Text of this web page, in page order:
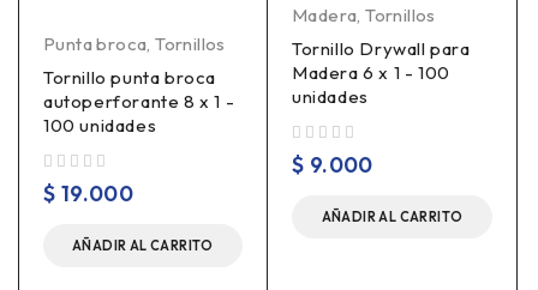
Punta broca,Tornillos
Tornillo punta broca
autoperforante 8 x 1 -
100 unidades
$ 19.000
AÑADIR AL CARRITO
Madera,Tornillos
Tornillo Drywall para
Madera 6 x 1 - 100
unidades
$ 9.000
AÑADIR AL CARRITO